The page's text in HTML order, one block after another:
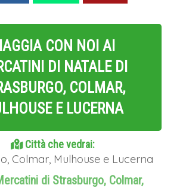
CON NOI AI
DI NATALE DI
COLMAR,
E LUCERNA
Città che vedrai:
Colmar, Mulhouse e Lucerna
di Strasburgo, Colmar,